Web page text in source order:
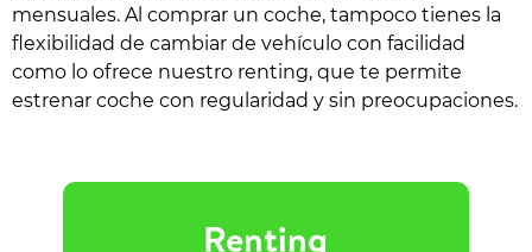
mensuales. Al comprar un coche, tampoco tienes la
flexibilidad de cambiar de vehículo con facilidad
como lo ofrece nuestro renting, que te permite
estrenar coche con regularidad y sin preocupaciones.
Renting